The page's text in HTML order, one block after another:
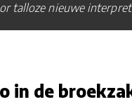
talloze nieuwe
in de